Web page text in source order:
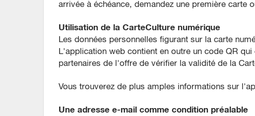
arrivée à échéance, demandez une première carte
Utilisation de la CarteCulture numérique
Les données personnelles figurant sur la carte
L'application web contient en outre un code QR
partenaires de l'offre de vérifier la validité de la
Vous trouverez de plus amples informations sur
Une adresse e-mail comme condition préalable